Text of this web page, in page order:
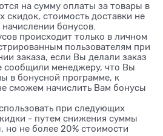
на сумму оплаты за товары в
скидок, стоимость доставки не
бонусов.
происходит только в личном
пользователям при
заказа, если Вы делали заказ
сообщили менеджеру, что Вы
в бонусной программе, к
сможем начислить Вам бонусы
при следующих
- путем снижения суммы
но не более 20% стоимости